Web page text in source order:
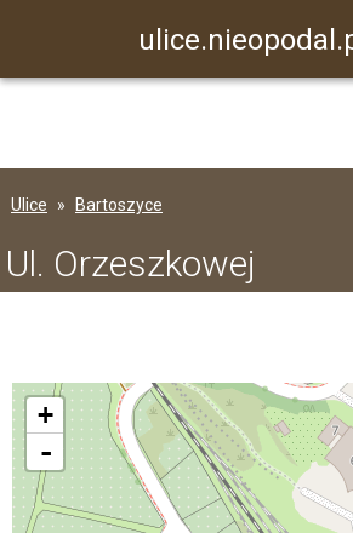
Ulice Bartoszyce
Ul. Orzeszkowej
+
-